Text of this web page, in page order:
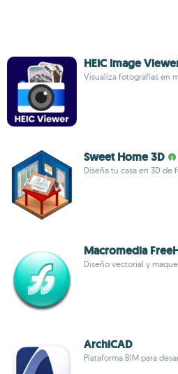
HEIC Image
Visualiza fotografías en
Sweet Home 3D
Diseña tu casa en 3D de
Macromedia
Diseño vectorial y
ArchiCAD
Plataforma BIM para